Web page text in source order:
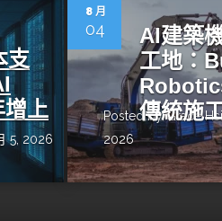
AI機器
推論效能新境界
支
上
5, 2026
8 月
04
AI建築
工地：
傳統施
Posted byGrace
2026